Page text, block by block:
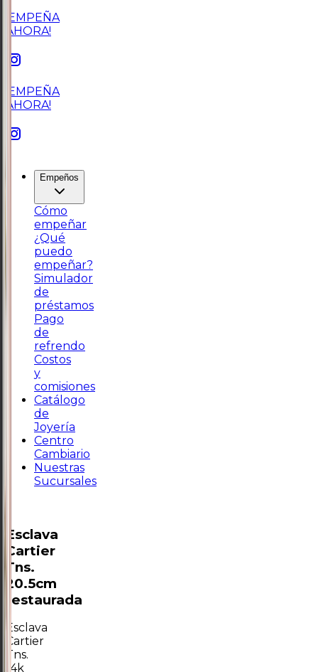
¡EMPEÑA
AHORA!
¡EMPEÑA
AHORA!
Empeños
Cómo
empeñar
¿Qué
puedo
empeñar?
Simulador
de
préstamos
Pago
de
refrendo
Costos
y
comisiones
Catálogo
de
Joyería
Centro
Cambiario
Nuestras
Sucursales
Esclava
Cartier
Tns.
20.5cm
restaurada
Esclava
Cartier
Tns.
14k